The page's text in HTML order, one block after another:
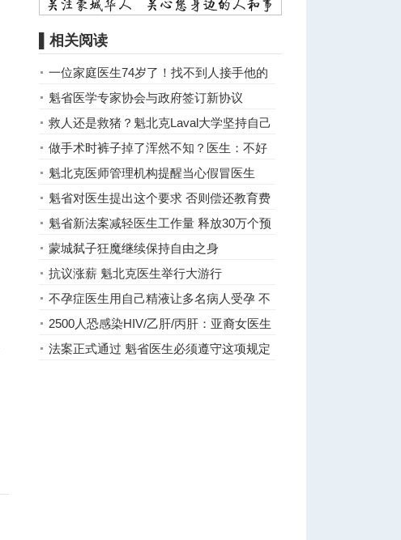
▌相关阅读
一位家庭医生74岁了！找不到人接手他的
2000名患者
魁省医学专家协会与政府签订新协议
救人还是救猪？魁北克Laval大学坚持自己
的选择
做手术时裤子掉了浑然不知？医生：不好
意思
魁北克医师管理机构提醒当心假冒医生
魁省对医生提出这个要求 否则偿还教育费
用
魁省新法案减轻医生工作量 释放30万个预
约时段
蒙城弑子狂魔继续保持自由之身
抗议涨薪 魁北克医生举行大游行
不孕症医生用自己精液让多名病人受孕 不
用坐牢
2500人恐感染HIV/乙肝/丙肝：亚裔女医生
关门辞职+终身禁医
法案正式通过 魁省医生必须遵守这项规定